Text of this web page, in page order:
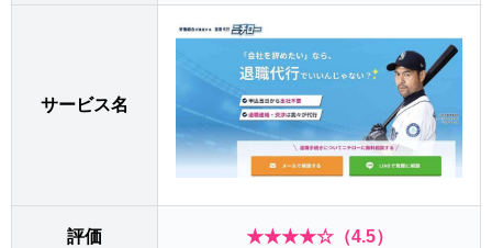
サービス名
評価 ★★★★☆（4.5）